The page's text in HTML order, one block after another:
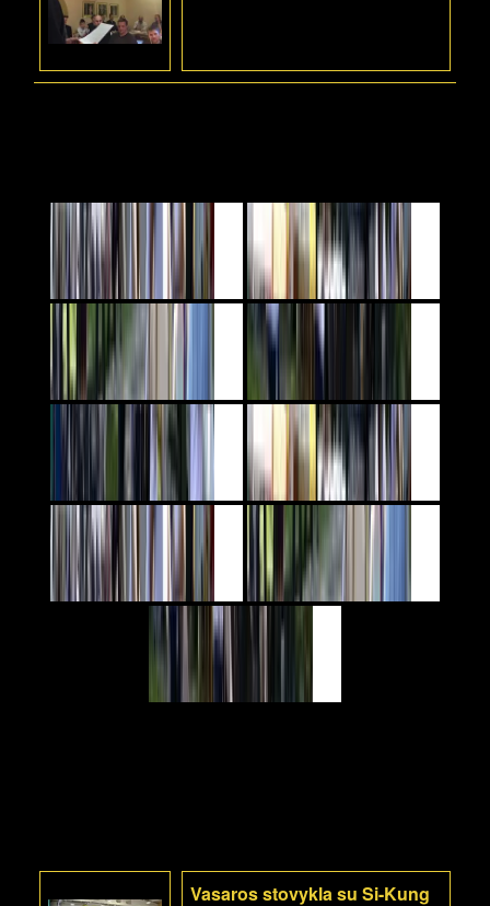
Vasaros stovykla su Si-Kung